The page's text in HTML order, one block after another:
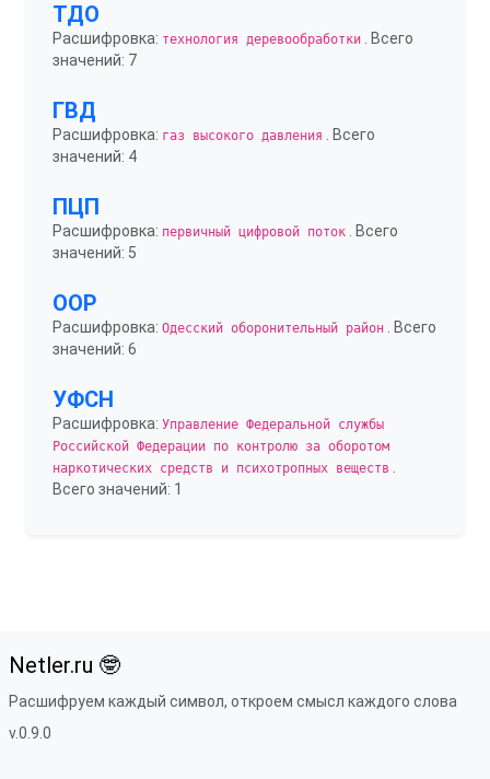
ТДО
Расшифровка: технология деревообработки . Всего
значений: 7
ГВД
Расшифровка: газ высокого давления
. Всего
значений: 4
ПЦП
Расшифровка: первичный цифровой поток . Всего
значений: 5
ООР
Расшифровка: Одесский оборонительный район . Всего
значений: 6
УФСН
Расшифровка: Управление Федеральной службы
Российской Федерации по контролю за оборотом
наркотических средств и психотропных веществ
Всего значений: 1
Netler.ru 🤓
Расшифруем каждый символ, откроем смысл каждого слова
v.0.9.0